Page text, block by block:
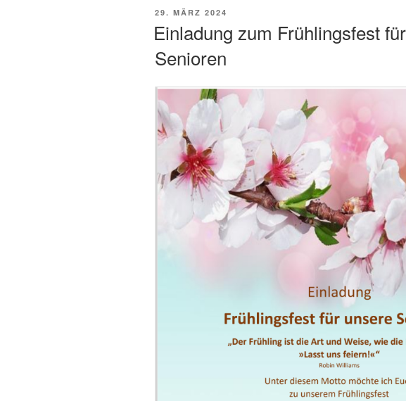
VERÖFFENTLICHT
29. MÄRZ 2024
Einladung zum Frühlingsfest
Senioren